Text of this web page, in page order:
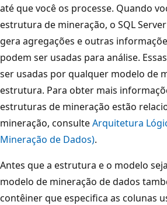
até que você os processe. Quando
estrutura de mineração, o SQL
gera agregações e outras
podem ser usadas para análise.
ser usadas por qualquer modelo de
estrutura. Para obter mais
estruturas de mineração estão
mineração, consulteArquitetura
Mineração de Dados).
Antes que a estrutura e o modelo
modelo de mineração de dados
contêiner que especifica as colunas